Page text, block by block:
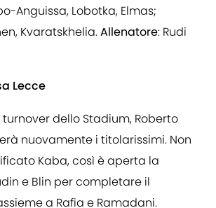
Anguissa, Lobotka, Elmas;
Kvaratskhelia.Allenatore: Rudi
Lecce
dello Stadium, Roberto
nuovamente i titolarissimi. Non
Kaba, così è aperta la
e Blin per completare il
a Rafia e Ramadani.